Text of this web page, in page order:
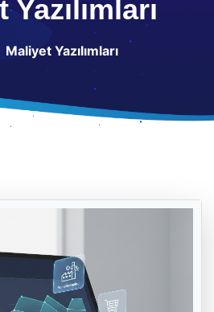
Maliyet Yazılımları